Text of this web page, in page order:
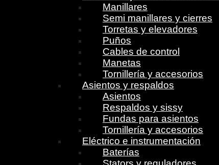
Manillares
Semi manillares y cierres
Torretas y elevadores
Puños
Cables de control
Manetas
Tornillería y accesorios
Asientos y respaldos
Asientos
Respaldos y sissy
Fundas para asientos
Tornillería y accesorios
Eléctrico e instrumentación
Baterías